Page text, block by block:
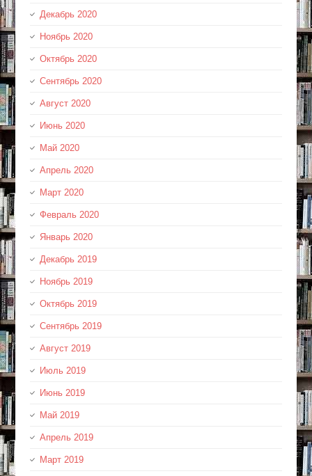
Декабрь 2020
Ноябрь 2020
Октябрь 2020
Сентябрь 2020
Август 2020
Июнь 2020
Май 2020
Апрель 2020
Март 2020
Февраль 2020
Январь 2020
Декабрь 2019
Ноябрь 2019
Октябрь 2019
Сентябрь 2019
Август 2019
Июль 2019
Июнь 2019
Май 2019
Апрель 2019
Март 2019